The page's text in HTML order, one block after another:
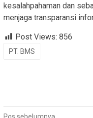
kesalahpahaman dan
menjaga transparansi
Post Views: 856
PT. BMS